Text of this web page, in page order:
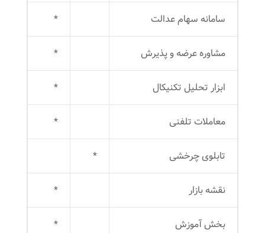
سامانه سهام عدالت *
مشاوره عرضه و پذیرش *
ابزار تحلیل تکنیکال *
معاملات تلفنی *
تابلوی چرخشی *
نقشه بازار *
بخش آموزش *